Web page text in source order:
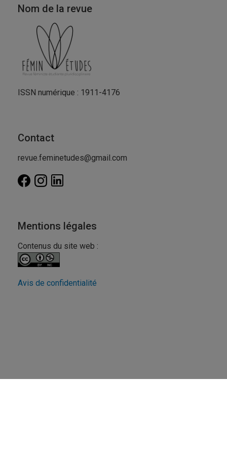
Nom de la revue
ISSN numérique : 1911-4176
Contact
revue.feminetudes@gmail.com
Mentions légales
Contenus du site web :
Avis de confidentialité